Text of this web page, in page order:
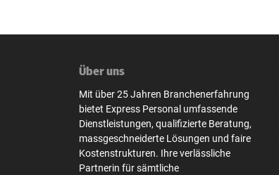
Über uns
Mit über 25 Jahren Branchenerfahrung
bietet Express Personal umfassende
Dienstleistungen, qualifizierte Beratung,
massgeschneiderte Lösungen und faire
Kostenstrukturen. Ihre verlässliche
Partnerin für sämtliche